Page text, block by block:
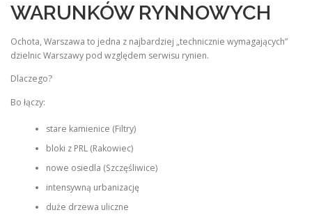
WARUNKÓW RYNNOWYCH
Ochota, Warszawa to jedna z najbardziej „technicznie wymagających”
dzielnic Warszawy pod względem serwisu rynien.
Dlaczego?
Bo łączy:
stare kamienice (Filtry)
bloki z PRL (Rakowiec)
nowe osiedla (Szczęśliwice)
intensywną urbanizację
duże drzewa uliczne